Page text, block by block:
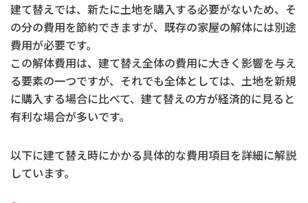
建て替えでは、新たに土地を購入する必要がないため、そ
の分の費用を節約できますが、既存の家屋の解体には別途
費用が必要です。
この解体費用は、建て替え全体の費用に大きく影響を与え
る要素の一つですが、それでも全体としては、土地を新規
に購入する場合に比べて、建て替えの方が経済的に見ると
有利な場合が多いです。
以下に建て替え時にかかる具体的な費用項目を詳細に解説
しています。